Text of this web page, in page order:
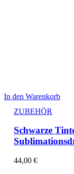
In den Warenkorb
ZUBEHÖR
Schwarze
44,00 €